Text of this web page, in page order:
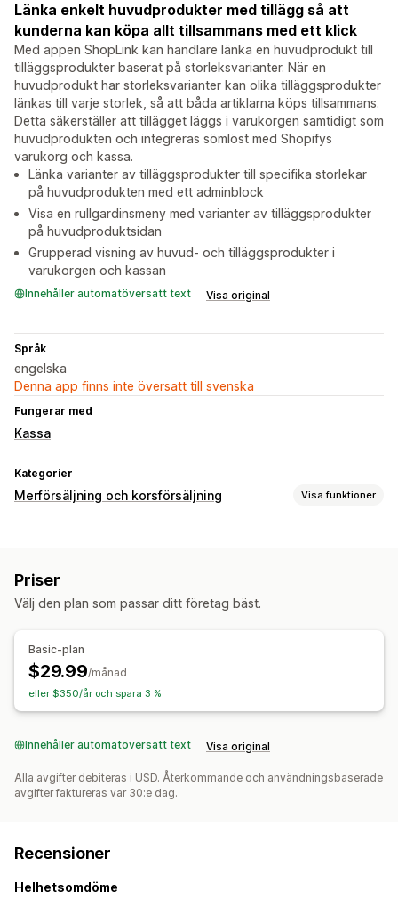
Länka enkelt huvudprodukter med tillägg så att
kunderna kan köpa allt tillsammans med ett klick
Med appen ShopLink kan handlare länka en huvudprodukt till
tilläggsprodukter baserat på storleksvarianter. När en
huvudprodukt har storleksvarianter kan olika tilläggsprodukter
länkas till varje storlek, så att båda artiklarna köps tillsammans.
Detta säkerställer att tillägget läggs i varukorgen samtidigt som
huvudprodukten och integreras sömlöst med Shopifys
varukorg och kassa.
Länka varianter av tilläggsprodukter till specifika storlekar
på huvudprodukten med ett adminblock
Visa en rullgardinsmeny med varianter av tilläggsprodukter
på huvudproduktsidan
Grupperad visning av huvud- och tilläggsprodukter i
varukorgen och kassan
Innehåller automatöversatt text Visa original
Språk
engelska
Denna app finns inte översatt till svenska
Fungerar med
Kassa
Kategorier
Merförsäljning och korsförsäljning Visa funktioner
Varukorgspanel
Priser
Välj den plan som passar ditt företag bäst.
Basic-plan
$29.99/månad
eller $350/år och spara 3 %
Innehåller automatöversatt text Visa original
Alla avgifter debiteras i USD. Återkommande och användningsbaserade
avgifter faktureras var 30:e dag.
Recensioner
Helhetsomdöme